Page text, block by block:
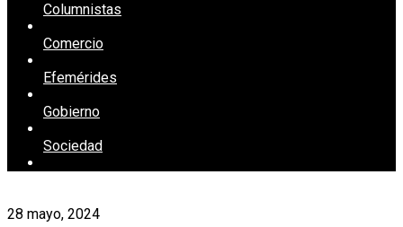
Columnistas
Comercio
Efemérides
Gobierno
Sociedad
28 mayo, 2024